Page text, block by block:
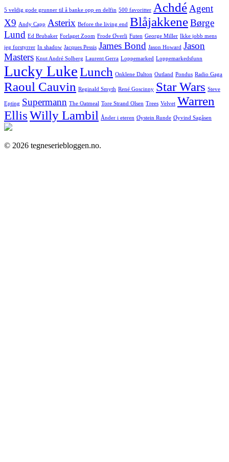
5 veldig gode grunner til å banke opp en delfin 500 favoritter AchdéAgent
X9 Andy Capp Asterix Before the living end BlåjakkeneBørge
Lund Ed Brubaker Forlaget Zoom Frode Øverli Futen George Miller Ikke jobb mens
jeg forstyrrer In shadow Jacques Pessis James Bond Jason Howard Jason
Masters Knut André Solberg Laurent Gerra Loppemarked Loppemarkedsfunn
Lucky LukeLunch Onklene Dalton Outland Pondus Radio Gaga
Raoul Cauvin Reginald Smyth René Goscinny Star Wars Steve
Epting Supermann The Oatmeal Tore Strand Olsen Trees Velvet Warren
EllisWilly Lambil Ånder i eteren Øystein Runde Øyvind Sagåsen
© 2026 tegneseriebloggen.no.